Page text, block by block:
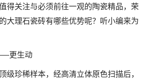
得关注与必须前往一观的陶瓷精品，荣
大理石瓷砖有哪些优势呢？听小编来为
更生动
级珍稀样本，经高清立体原色扫描后，